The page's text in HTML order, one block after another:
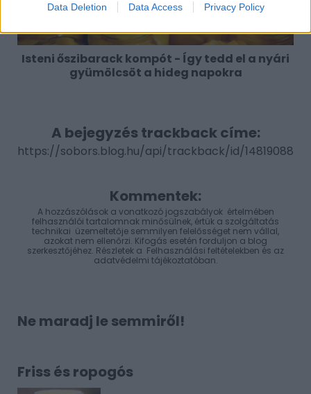
Data Deletion Data Access Privacy Policy
Isteni őszibarack kompót - Így tedd el a nyári
gyümölcsöt a hideg napokra
A bejegyzés trackback címe:
https://sobors.blog.hu/api/trackback/id/14819088
Kommentek:
A hozzászólások a vonatkozó jogszabályokértelmében
felhasználói tartalomnak minősülnek, értük a szolgáltatás
technikai üzemeltetője semmilyen felelősséget nem vállal,
azokat nem ellenőrzi. Kifogás esetén forduljon a blog
szerkesztőjéhez. Részletek a Felhasználási feltételekben és az
adatvédelmi tájékoztatóban.
Friss és ropogós
Ne maradj le semmiről!